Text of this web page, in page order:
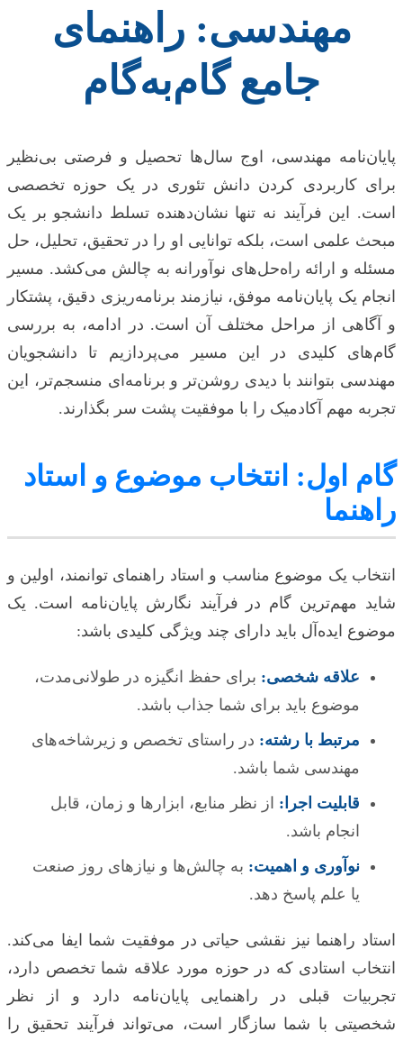
مهندسی: راهنمای
جامع گام‌به‌گام
پایان‌نامه مهندسی، اوج سال‌ها تحصیل و فرصتی بی‌نظیر
برای کاربردی کردن دانش تئوری در یک حوزه تخصصی
است. این فرآیند نه تنها نشان‌دهنده تسلط دانشجو بر یک
مبحث علمی است، بلکه توانایی او را در تحقیق، تحلیل، حل
مسئله و ارائه راه‌حل‌های نوآورانه به چالش می‌کشد. مسیر
انجام یک پایان‌نامه موفق، نیازمند برنامه‌ریزی دقیق، پشتکار
و آگاهی از مراحل مختلف آن است. در ادامه، به بررسی
گام‌های کلیدی در این مسیر می‌پردازیم تا دانشجویان
مهندسی بتوانند با دیدی روشن‌تر و برنامه‌ای منسجم‌تر، این
تجربه مهم آکادمیک را با موفقیت پشت سر بگذارند.
گام اول: انتخاب موضوع و استاد
راهنما
انتخاب یک موضوع مناسب و استاد راهنمای توانمند، اولین و
شاید مهم‌ترین گام در فرآیند نگارش پایان‌نامه است. یک
موضوع ایده‌آل باید دارای چند ویژگی کلیدی باشد:
علاقه شخصی: برای حفظ انگیزه در طولانی‌مدت،
موضوع باید برای شما جذاب باشد.
مرتبط با رشته: در راستای تخصص و زیرشاخه‌های
مهندسی شما باشد.
قابلیت اجرا: از نظر منابع، ابزارها و زمان، قابل
انجام باشد.
نوآوری و اهمیت: به چالش‌ها و نیازهای روز صنعت
یا علم پاسخ دهد.
استاد راهنما نیز نقشی حیاتی در موفقیت شما ایفا می‌کند.
انتخاب استادی که در حوزه مورد علاقه شما تخصص دارد،
تجربیات قبلی در راهنمایی پایان‌نامه دارد و از نظر
شخصیتی با شما سازگار است، می‌تواند فرآیند تحقیق را